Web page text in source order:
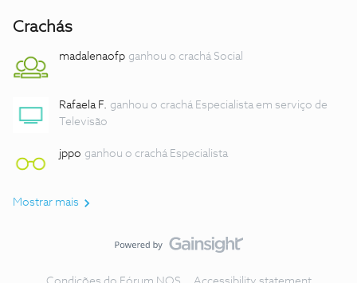
Crachás
madalenaofp ganhou o crachá Social
Rafaela F. ganhou o crachá Especialista em serviço de
Televisão
jppo ganhou o crachá Especialista
Mostrar mais